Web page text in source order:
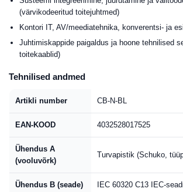
(värvikodeeritud toitejuhtmed)
Kontori IT, AV/meediatehnika, konverentsi- ja
Juhtimiskappide paigaldus ja hoone tehnilised
toitekaablid)
Tehnilised andmed
Artikli number CB-N-BL
EAN-KOOD 4032528017525
Ühendus A
(vooluvõrk)
Turvapistik (Schuko,
Ühendus B (seade) IEC 60320 C13 IEC-